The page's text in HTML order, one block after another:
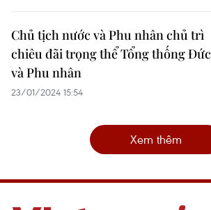
Chủ tịch nước và Phu nhân chủ trì
chiêu đãi trọng thể Tổng thống Đức
và Phu nhân
23/01/2024 15:54
Xem thêm